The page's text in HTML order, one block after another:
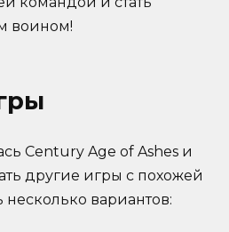
воином!
Century Age of Ashes и
другие игры с похожей
вариантов: